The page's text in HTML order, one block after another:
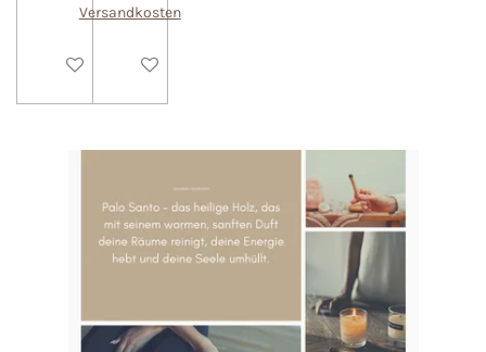
In den Warenkorb
Versandkosten
In den Warenkorb